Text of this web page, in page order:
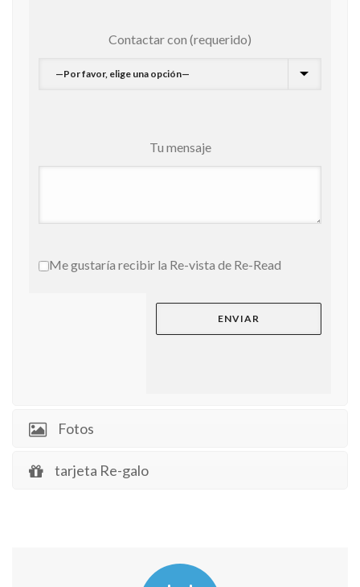
Contactar con (requerido)
Tu mensaje
Me gustaría recibir la Re-vista de Re-Read
Fotos
tarjeta Re-galo